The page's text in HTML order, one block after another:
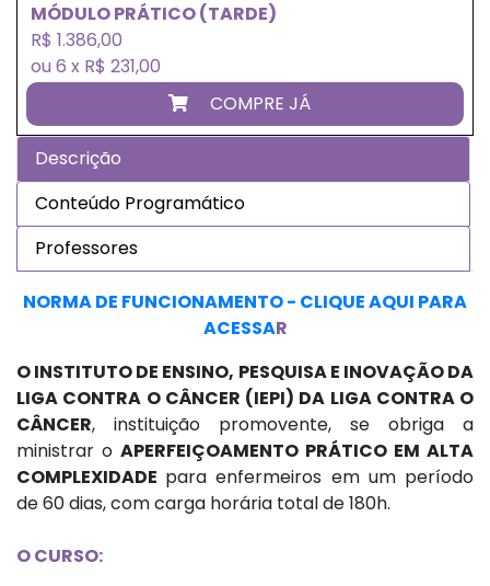
Descrição
Conteúdo Programático
Professores
NORMA DE FUNCIONAMENTO - CLIQUE AQUI PARA
ACESSAR
O INSTITUTO DE ENSINO, PESQUISA E INOVAÇÃO DA
LIGA CONTRA O CÂNCER (IEPI) DA LIGA CONTRA O
CÂNCER, instituição promovente, se obriga a
ministrar o APERFEIÇOAMENTO PRÁTICO EM ALTA
COMPLEXIDADE para enfermeiros em um período
de 60 dias, com carga horária total de 180h.
O CURSO:
MÓDULO PRÁTICO (TARDE)
R$ 1.386,00
ou 6 x R$ 231,00
COMPRE JÁ